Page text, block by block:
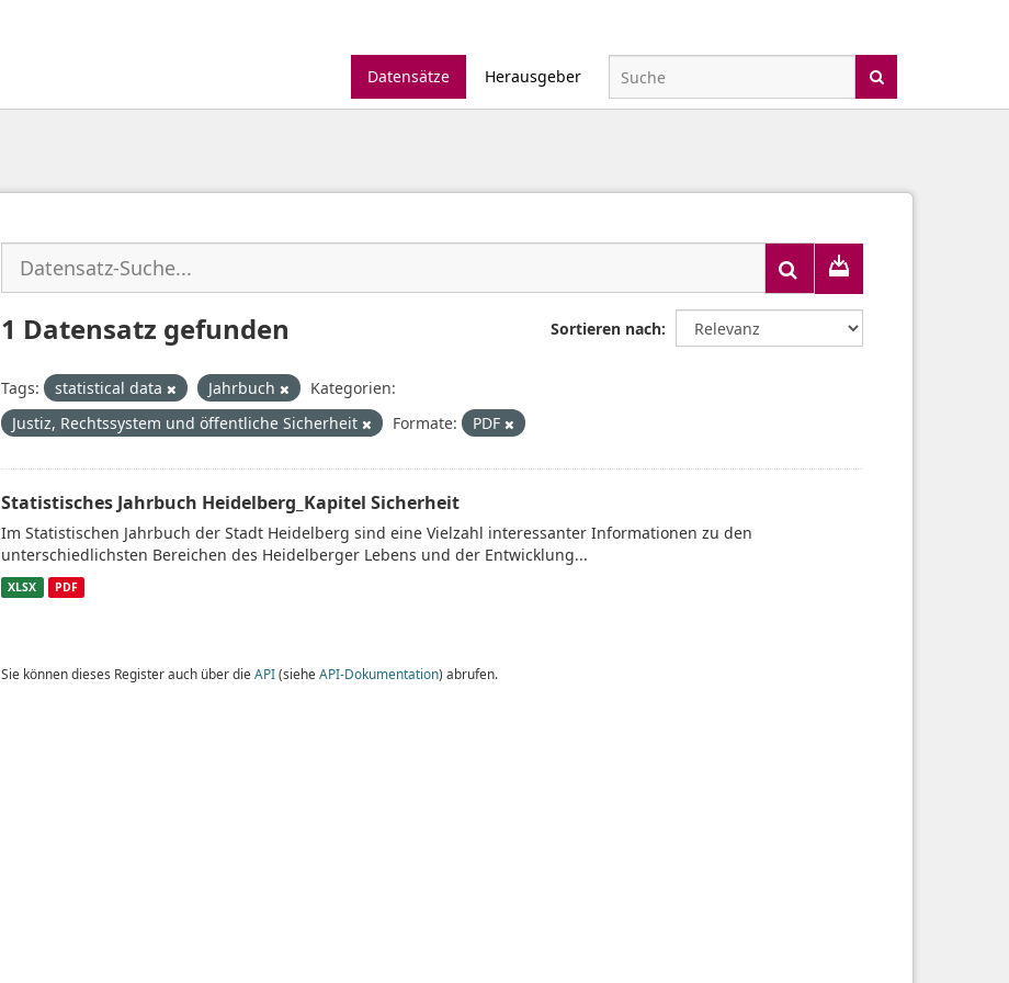
Datensätze
Herausgeber
Sortieren nach
1 Datensatz gefunden
Tags: statistical data Jahrbuch
Kategorien:
Justiz, Rechtssystem und öffentliche Sicherheit
Formate: PDF
Statistisches Jahrbuch Heidelberg_Kapitel Sicherheit
Im Statistischen Jahrbuch der Stadt Heidelberg sind eine Vielzahl interessanter Informationen zu den
unterschiedlichsten Bereichen des Heidelberger Lebens und der Entwicklung...
XLSX PDF
Sie können dieses Register auch über die API(siehe API-Dokumentation) abrufen.